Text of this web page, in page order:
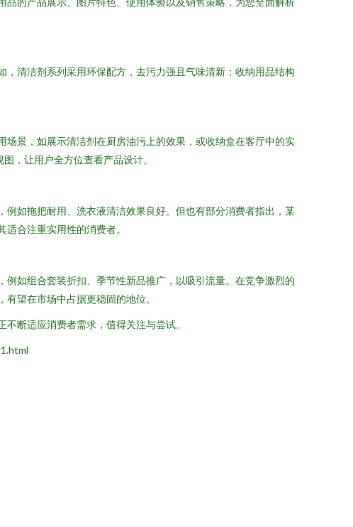
清洁剂系列采用环保配方，去污力强且气味清新；收纳用品结构
景，如展示清洁剂在厨房油污上的效果，或收纳盒在客厅中的实
，让用户全方位查看产品设计。
如拖把耐用、洗衣液清洁效果良好。但也有部分消费者指出，某
合注重实用性的消费者。
如组合套装折扣、季节性新品推广，以吸引流量。在竞争激烈的
望在市场中占据更稳固的地位。
断适应消费者需求，值得关注与尝试。